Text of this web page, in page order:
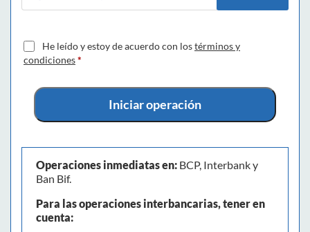
He leído y estoy de acuerdo con lostérminos y
condiciones*
Iniciar operación
Operaciones inmediatas en: BCP, Interbank y
Ban Bif.
Para las operaciones interbancarias, tener en
cuenta: